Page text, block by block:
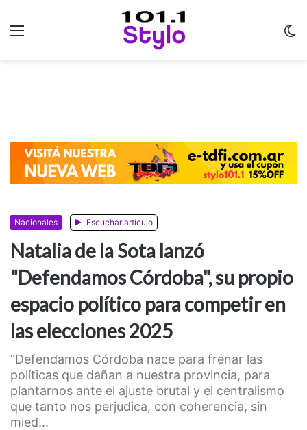
Nacionales Escuchar artículo
Natalia de la Sota lanzó
"Defendamos Córdoba", su propio
espacio político para competir en
las elecciones 2025
“Defendamos Córdoba nace para frenar las
políticas que dañan a nuestra provincia, para
plantarnos ante el ajuste brutal y el centralismo
que tanto nos perjudica, con coherencia, sin
mied...